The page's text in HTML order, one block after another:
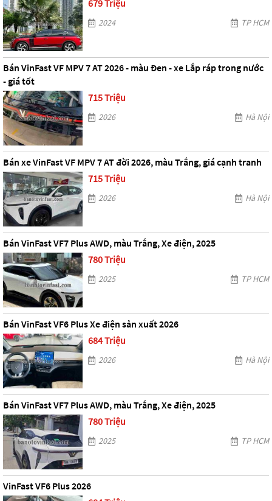
679 Triệu
2024 TP HCM
Bán VinFast VF MPV 7 AT 2026 - màu Đen - xe Lắp ráp trong nước
- giá tốt
715 Triệu
2026 Hà Nội
Bán xe VinFast VF MPV 7 AT đời 2026, màu Trắng, giá cạnh tranh
715 Triệu
2026 Hà Nội
Bán VinFast VF7 Plus AWD, màu Trắng, Xe điện, 2025
780 Triệu
2025 TP HCM
Bán VinFast VF6 Plus Xe điện sản xuất 2026
684 Triệu
2026 Hà Nội
Bán VinFast VF7 Plus AWD, màu Trắng, Xe điện, 2025
780 Triệu
2025 TP HCM
VinFast VF6 Plus 2026